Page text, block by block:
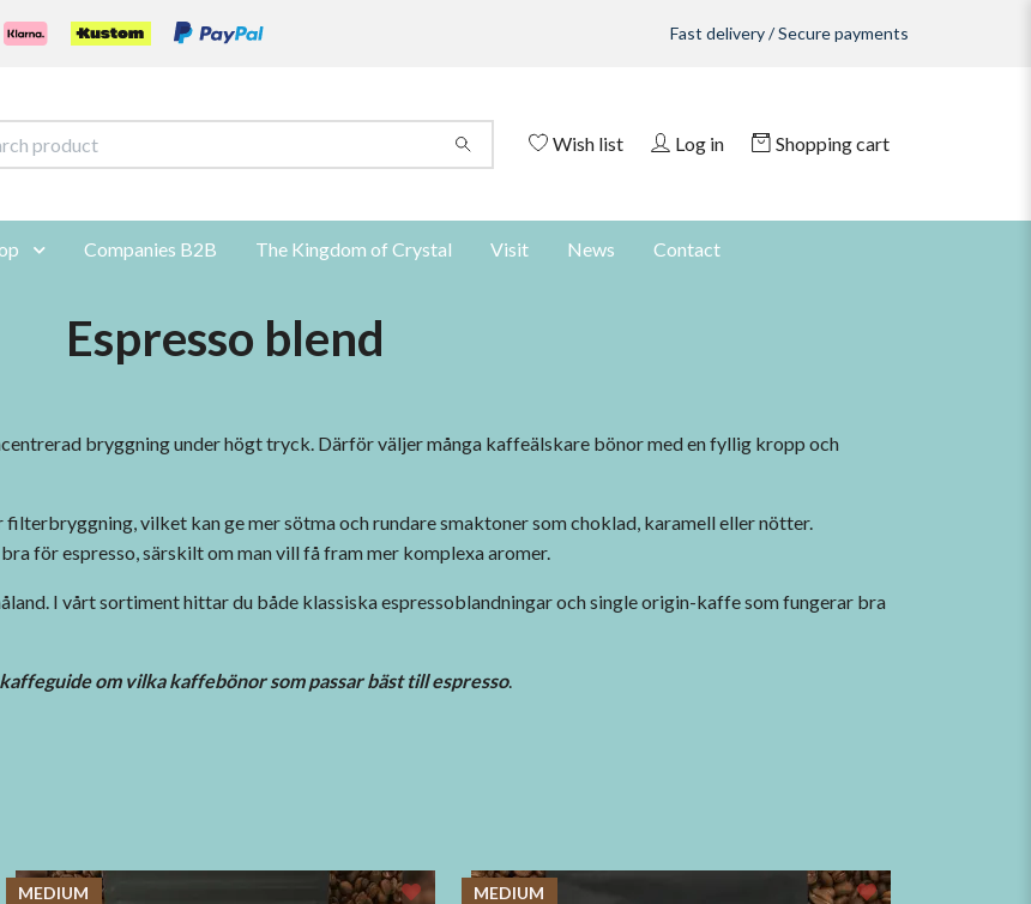
Fast delivery / Secure payments
Wish list Log in Shopping cart
Companies B2B The Kingdom of Crystal Visit News Contact
Espresso blend
bryggning under högt tryck. Därför väljer många kaffeälskare bönor med en fyllig kropp och
vilket kan ge mer sötma och rundare smaktoner som choklad, karamell eller nötter.
för espresso, särskilt om man vill få fram mer komplexa aromer.
I vårt sortiment hittar du både klassiska espressoblandningar och single origin-kaffe som fungerar bra
kaffeguide om vilka kaffebönor som passar bäst till espresso.
MEDIUM MEDIUM